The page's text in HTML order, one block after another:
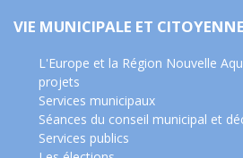
VIE MUNICIPALE ET CITOYENNE
L'Europe et la Région Nouvelle
projets
Services municipaux
Séances du conseil municipal et
Services publics